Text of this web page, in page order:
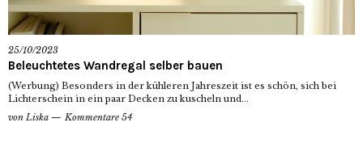
25/10/2023
Beleuchtetes Wandregal selber bauen
(Werbung) Besonders in der kühleren Jahreszeit ist es schön, sich bei
Lichterschein in ein paar Decken zu kuscheln und...
von Liska Kommentare 54